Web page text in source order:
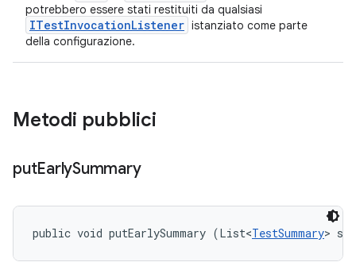
potrebbero essere stati restituiti da qualsiasi
ITestInvocationListener istanziato come parte
della configurazione.
Metodi pubblici
putEarlySummary
public void putEarlySummary (List<TestSummary>